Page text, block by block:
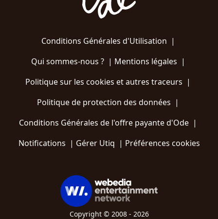
Conditions Générales d'Utilisation |
Qui sommes-nous ?| Mentions légales |
Politique sur les cookies et autres traceurs |
Politique de protection des données |
Conditions Générales de l'offre payante d'Ode |
Notifications | Gérer Utiq | Préférences cookies
Copyright © 2008 - 2026